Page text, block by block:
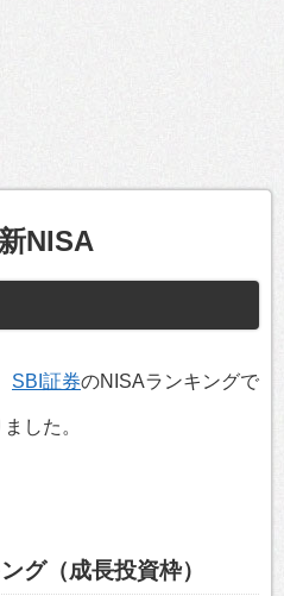
NISA
SBI証券のNISAランキングで
した。
グ（成長投資枠）